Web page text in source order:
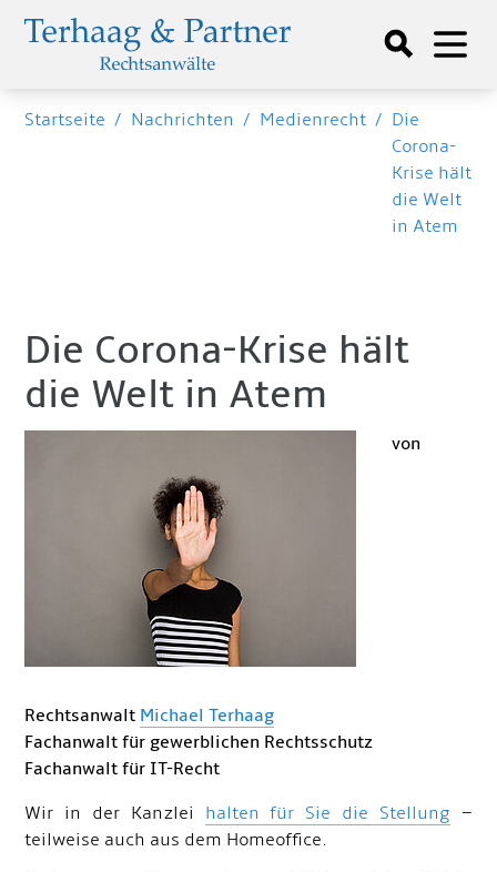
Startseite / Nachrichten / Medienrecht / Die
Corona-
Krise hält
die Welt
in Atem
Die Corona-Krise hält
die Welt in Atem
von
Rechtsanwalt Michael Terhaag
Fachanwalt für gewerblichen Rechtsschutz
Fachanwalt für IT-Recht
Wir in der Kanzlei halten für Sie die Stellung –
teilweise auch aus dem Homeoffice.